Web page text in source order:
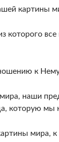
картины
которого
к
наши
которую
мира, к